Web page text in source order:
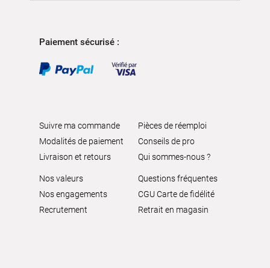
Paiement sécurisé :
Suivre ma commande
Modalités de paiement
Livraison et retours
Pièces de réemploi
Conseils de pro
Qui sommes-nous ?
Nos valeurs
Nos engagements
Recrutement
Questions fréquentes
CGU Carte de fidélité
Retrait en magasin